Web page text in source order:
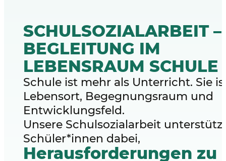
SCHULSOZIALARBEIT –
BEGLEITUNG IM
LEBENSRAUM SCHULE
Schule ist mehr als Unterricht. Sie
Lebensort, Begegnungsraum und
Entwicklungsfeld.
Unsere Schulsozialarbeit
Schüler*innen dabei,
Herausforderungen zu